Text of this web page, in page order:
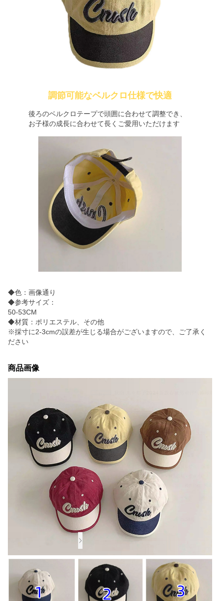
調節可能なベルクロ仕様で快適
後ろのベルクロテープで頭囲に合わせて調整でき、
お子様の成長に合わせて長くご愛用いただけます
◆色：画像通り
◆参考サイズ：
50-53CM
◆材質：ポリエステル、その他
※採寸に2-3cmの誤差が生じる場合がございますので、ご了承く
ださい
商品画像